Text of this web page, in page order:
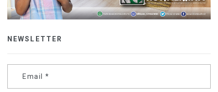
NEWSLETTER
Email *